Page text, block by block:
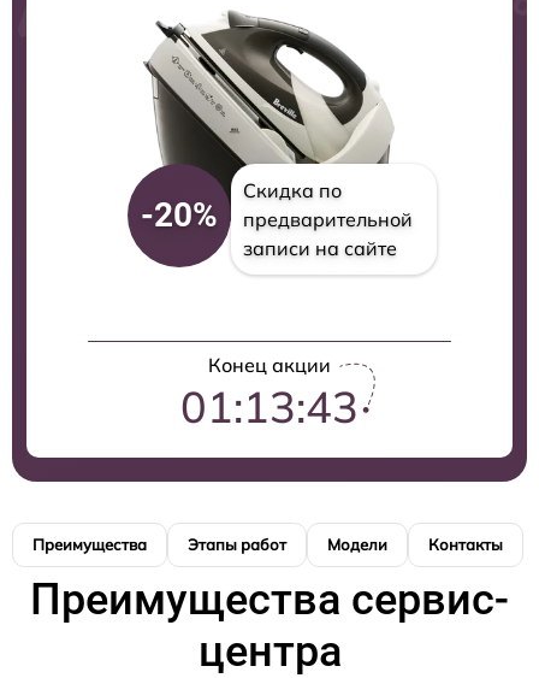
-20%
Скидка по
предварительной
записи на сайте
Конец акции
01:13:42
Преимущества Этапы работ Модели Контакты
Преимущества сервис-
центра